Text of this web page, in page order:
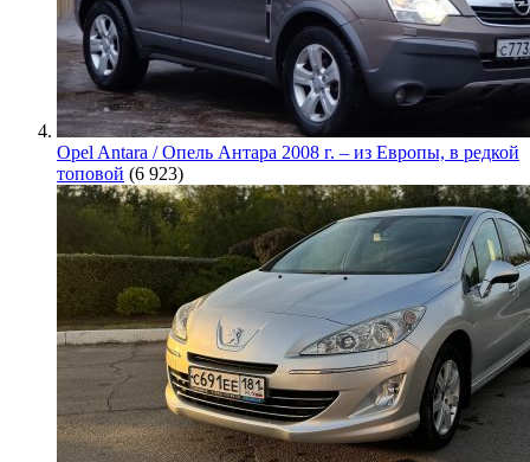
Opel Antara / Опель Антара 2008 г. – из Европы, в редкой
топовой (6 923)